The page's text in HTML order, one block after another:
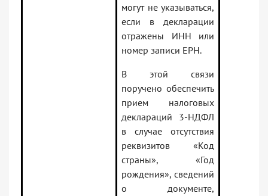
могут не указываться,
если в декларации
отражены ИНН или
номер записи ЕРН.
В этой связи
поручено обеспечить
прием налоговых
деклараций 3-НДФЛ
в случае отсутствия
реквизитов «Код
страны», «Год
рождения», сведений
о документе,